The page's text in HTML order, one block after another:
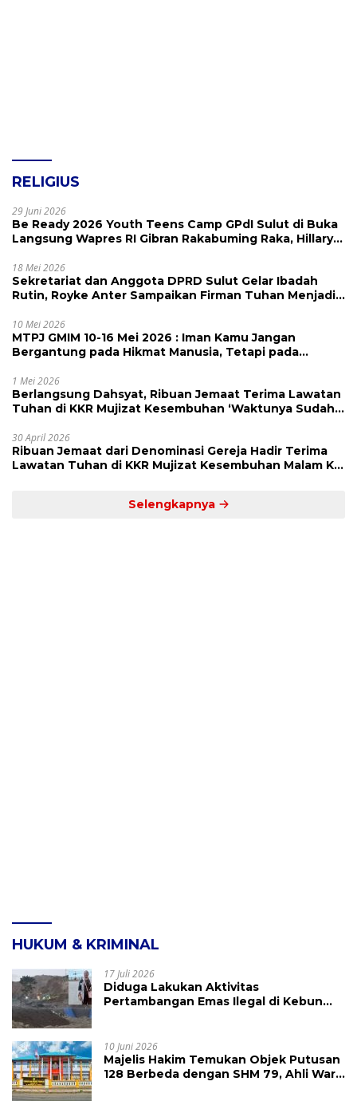
RELIGIUS
29 Juni 2026
Be Ready 2026 Youth Teens Camp GPdI Sulut di Buka
Langsung Wapres RI Gibran Rakabuming Raka, Hillary
18 Mei 2026
Sekretariat dan Anggota DPRD Sulut Gelar Ibadah
Rutin, Royke Anter Sampaikan Firman Tuhan Menjadi
10 Mei 2026
MTPJ GMIM 10-16 Mei 2026 : Iman Kamu Jangan
Bergantung pada Hikmat Manusia, Tetapi pada
1 Mei 2026
Berlangsung Dahsyat, Ribuan Jemaat Terima Lawatan
Tuhan di KKR Mujizat Kesembuhan ‘Waktunya Sudah
30 April 2026
Ribuan Jemaat dari Denominasi Gereja Hadir Terima
Lawatan Tuhan di KKR Mujizat Kesembuhan Malam Ke
Selengkapnya
HUKUM & KRIMINAL
17 Juli 2026
Diduga Lakukan Aktivitas
Pertambangan Emas Ilegal di Kebun
10 Juni 2026
Majelis Hakim Temukan Objek Putusan
128 Berbeda dengan SHM 79, Ahli Waris